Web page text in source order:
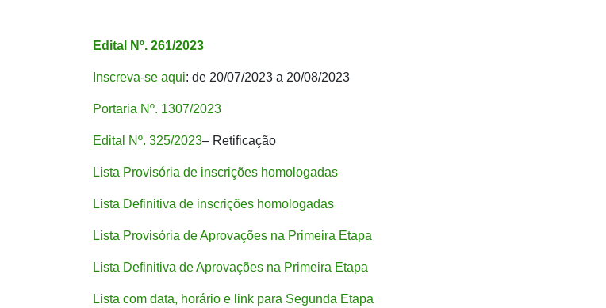
Edital Nº. 261/2023
Inscreva-se aqui: de 20/07/2023 a 20/08/2023
Portaria Nº. 1307/2023
Edital Nº. 325/2023– Retificação
Lista Provisória de inscrições homologadas
Lista Definitiva de inscrições homologadas
Lista Provisória de Aprovações na Primeira Etapa
Lista Definitiva de Aprovações na Primeira Etapa
Lista com data, horário e link para Segunda Etapa